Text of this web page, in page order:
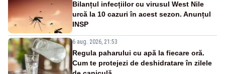
Bilanțul infecțiilor cu virusul West Nile
urcă la 10 cazuri în acest sezon. Anunțul
INSP
6 aug. 2026, 21:53
Regula paharului cu apă la fiecare oră.
Cum te protejezi de deshidratare în zilele